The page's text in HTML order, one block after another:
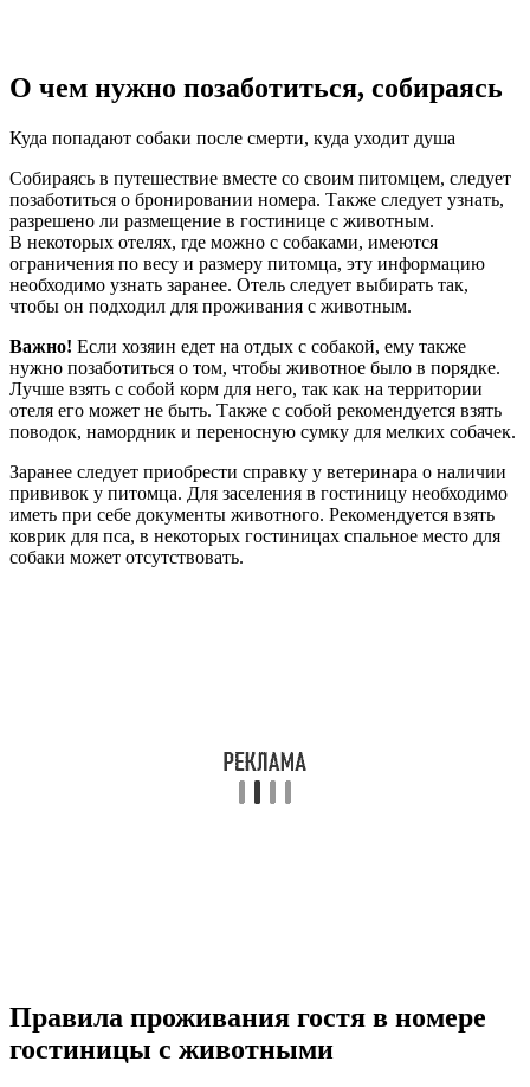
О чем нужно позаботиться, собираясь
Куда попадают собаки после смерти, куда уходит душа
Собираясь в путешествие вместе со своим питомцем, следует
позаботиться о бронировании номера. Также следует узнать,
разрешено ли размещение в гостинице с животным.
В некоторых отелях, где можно с собаками, имеются
ограничения по весу и размеру питомца, эту информацию
необходимо узнать заранее. Отель следует выбирать так,
чтобы он подходил для проживания с животным.
Важно! Если хозяин едет на отдых с собакой, ему также
нужно позаботиться о том, чтобы животное было в порядке.
Лучше взять с собой корм для него, так как на территории
отеля его может не быть. Также с собой рекомендуется взять
поводок, намордник и переносную сумку для мелких собачек.
Заранее следует приобрести справку у ветеринара о наличии
прививок у питомца. Для заселения в гостиницу необходимо
иметь при себе документы животного. Рекомендуется взять
коврик для пса, в некоторых гостиницах спальное место для
собаки может отсутствовать.
Правила проживания гостя в номере
гостиницы с животными